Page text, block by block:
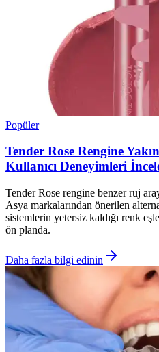
Popüler
Tender Rose Rengine
Kullanıcı Deneyimleri
Tender Rose rengine benzer ruj
Asya markalarından önerilen
sistemlerin yetersiz kaldığı renk
ön planda.
Daha fazla bilgi edinin